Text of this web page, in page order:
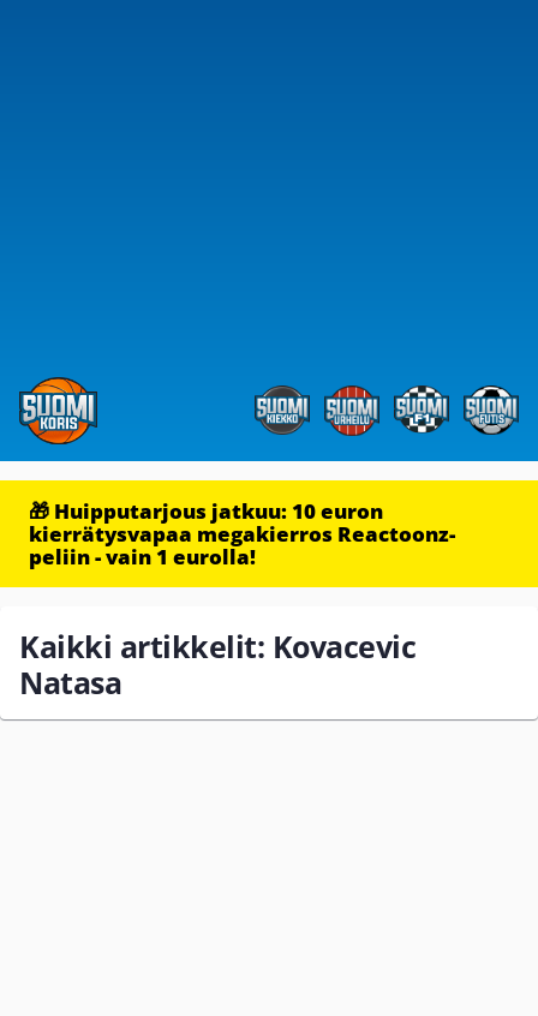
🎁 Huipputarjous jatkuu: 10 euron
kierrätysvapaa megakierros Reactoonz-
peliin - vain 1 eurolla!
Kaikki artikkelit: Kovacevic
Natasa